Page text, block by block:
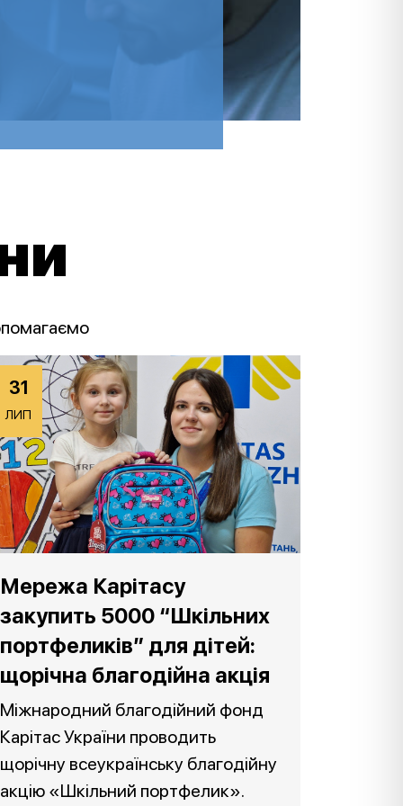
31
ЛИП
Мережа Карітасу
закупить 5000 “Шкільних
портфеликів” для дітей:
щорічна благодійна акція
Міжнародний благодійний фонд
Карітас України проводить
щорічну всеукраїнську благодійну
акцію «Шкільний портфелик».